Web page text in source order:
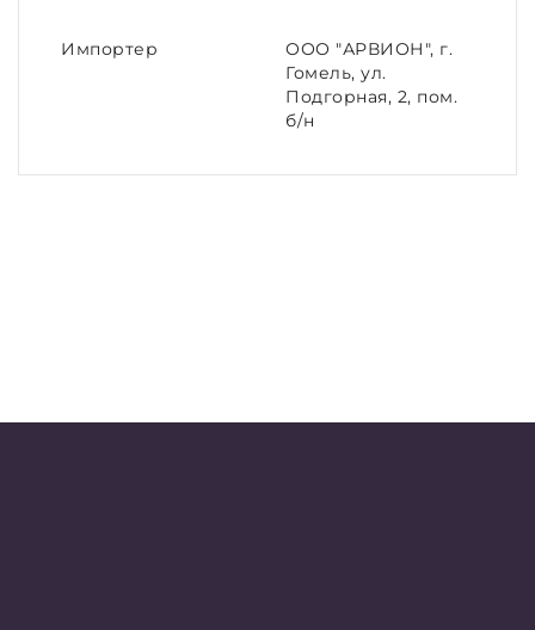
Импортер
ООО "АРВИОН", г.
Гомель, ул.
Подгорная, 2, пом.
б/н